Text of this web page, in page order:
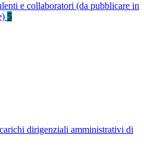
e collaboratori (da pubblicare in
5
dirigenziali amministrativi di